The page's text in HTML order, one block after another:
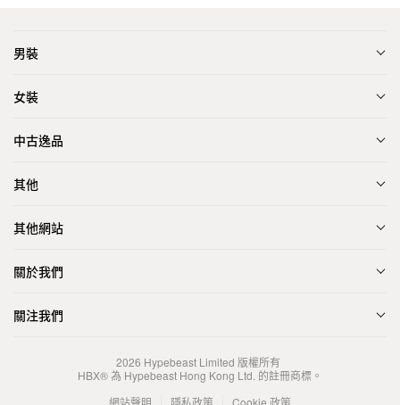
男裝
女裝
中古逸品
其他
其他網站
關於我們
關注我們
2026 Hypebeast Limited 版權所有
HBX® 為 Hypebeast Hong Kong Ltd. 的註冊商標。
網站聲明
隱私政策 Cookie 政策